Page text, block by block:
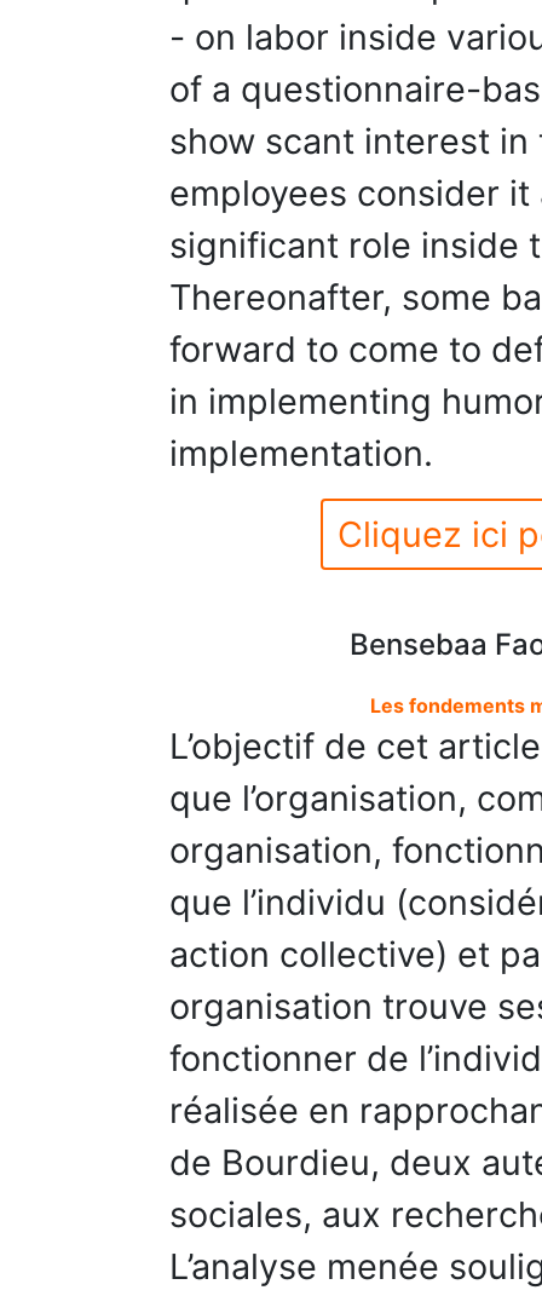
- on labor inside
of a questionnaire-
show scant interest
employees consider
significant role inside
Thereonafter, some
forward to come to
in implementing
implementation.
Cliquez ici
Bensebaa
Les fondements
L’objectif de cet
que l’organisation,
organisation,
que l’individu
action collective) et
organisation trouve
fonctionner de
réalisée en
de Bourdieu, deux
sociales, aux
L’analyse menée